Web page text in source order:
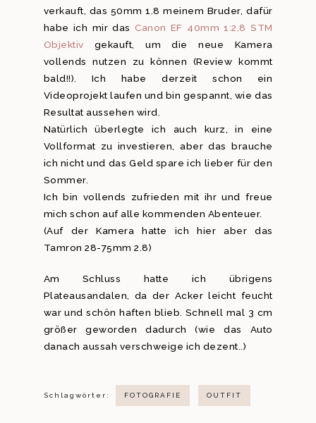
verkauft, das 50mm 1.8 meinem Bruder, dafür
habe ich mir das Canon EF 40mm 1:2,8 STM
Objektiv gekauft, um die neue Kamera
vollends nutzen zu können (Review kommt
bald!!). Ich habe derzeit schon ein
Videoprojekt laufen und bin gespannt, wie das
Resultat aussehen wird.
Natürlich überlegte ich auch kurz, in eine
Vollformat zu investieren, aber das brauche
ich nicht und das Geld spare ich lieber für den
Sommer.
Ich bin vollends zufrieden mit ihr und freue
mich schon auf alle kommenden Abenteuer.
(Auf der Kamera hatte ich hier aber das
Tamron 28-75mm 2.8)
Am Schluss hatte ich übrigens
Plateausandalen, da der Acker leicht feucht
war und schön haften blieb. Schnell mal 3 cm
größer geworden dadurch (wie das Auto
danach aussah verschweige ich dezent..)
Schlagwörter: FOTOGRAFIE OUTFIT